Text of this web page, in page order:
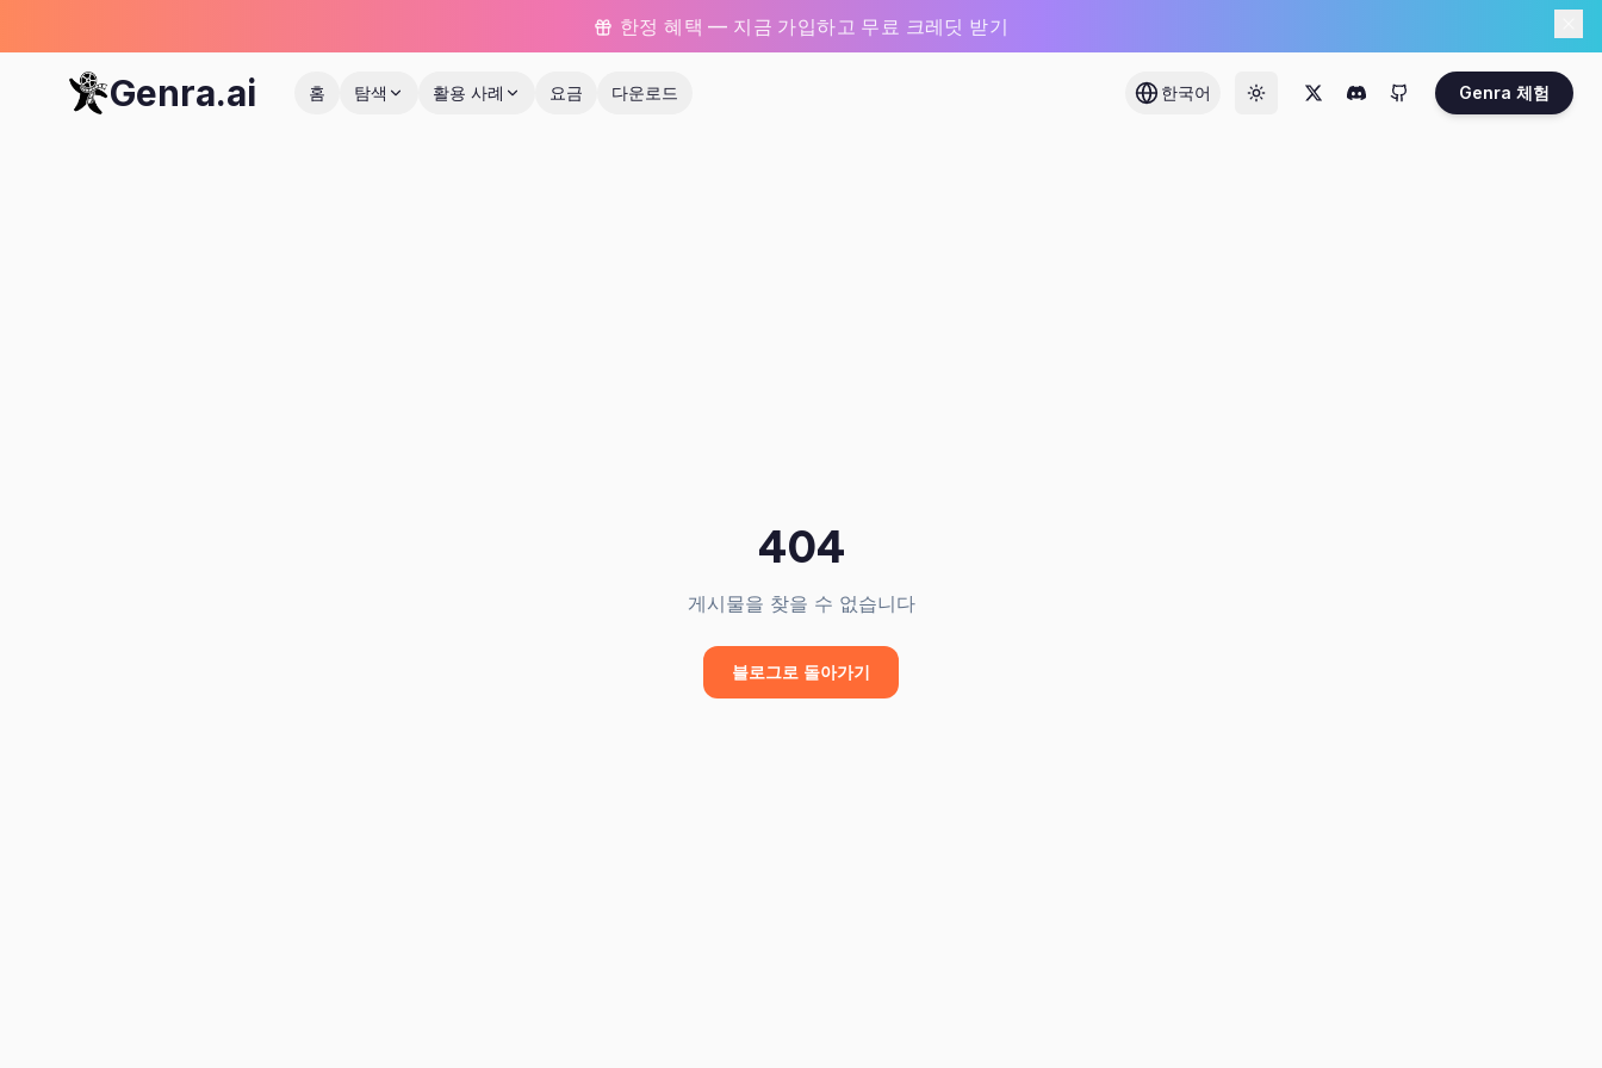
한정 혜택 — 지금 가입하고 무료 크레딧 받기
Genra.ai 홈 탐색 활용 사례 요금 다운로드 한국어 Genra 체험
404
게시물을 찾을 수 없습니다
블로그로 돌아가기